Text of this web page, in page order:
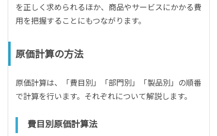
を正しく求められるほか、商品やサービスにかかる費
用を把握することにもつながります。
原価計算の方法
原価計算は、「費目別」「部門別」「製品別」の順番
で計算を行います。それぞれについて解説します。
費目別原価計算法